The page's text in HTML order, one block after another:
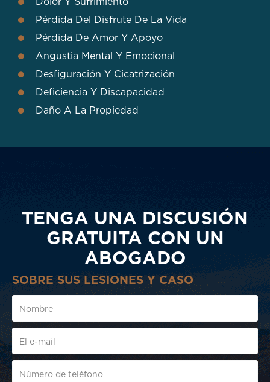
Pérdida Del Disfrute De La Vida
Pérdida De Amor Y Apoyo
Angustia Mental Y Emocional
Desfiguración Y Cicatrización
Deficiencia Y Discapacidad
Daño A La Propiedad
TENGA UNA DISCUSIÓN
GRATUITA CON UN
ABOGADO
SOBRE SUS LESIONES Y CASO